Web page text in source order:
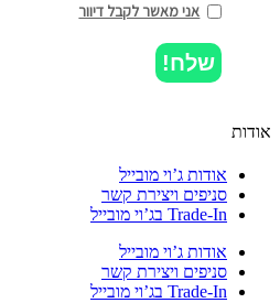
אני מאשר לקבל דיוור
שלח!
אודות ג’וי מובייל
סניפים ויצירת קשר
Trade-In בג’וי מובייל
אודות ג’וי מובייל
סניפים ויצירת קשר
Trade-In בג’וי מובייל